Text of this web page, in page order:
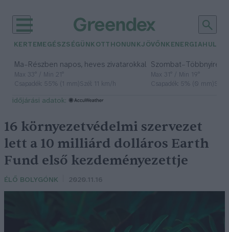
KERTEM EGÉSZSÉGÜNK OTTHONUNKJÖVŐNK ENERGIA
Ma– Részben napos, heves zivatarokkal
Max 33° / Min 21°
Csapadék: 55% (1 mm)Szél: 11 km/h
Szombat– Többnyire
Max 31° / Min 19°
Csapadék: 5% (0 mm)
időjárási adatok:
16 környezetvédelmi szervezet
lett a 10 milliárd dolláros Earth
Fund első kezdeményezettje
ÉLŐ BOLYGÓNK 2020.11.16